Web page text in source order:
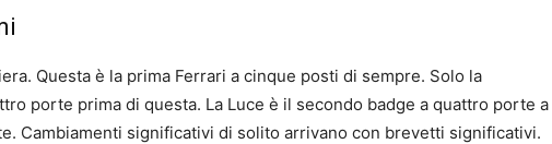
Questa è la prima Ferrari a cinque posti di sempre. Solo la
porte prima di questa. La Luce è il secondo badge a quattro porte a
Cambiamenti significativi di solito arrivano con brevetti significativi.